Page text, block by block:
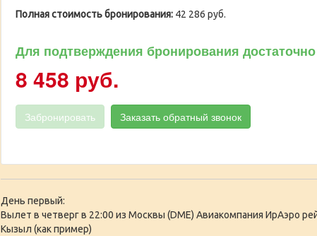
Полная стоимость бронирования: 42 286 руб.
Для подтверждения бронирования
8 458 руб.
Забронировать Заказать обратный звонок
День первый:
Вылет в четверг в 22:00 из Москвы (DME) Авиакомпания ИрАэро
Кызыл (как пример)